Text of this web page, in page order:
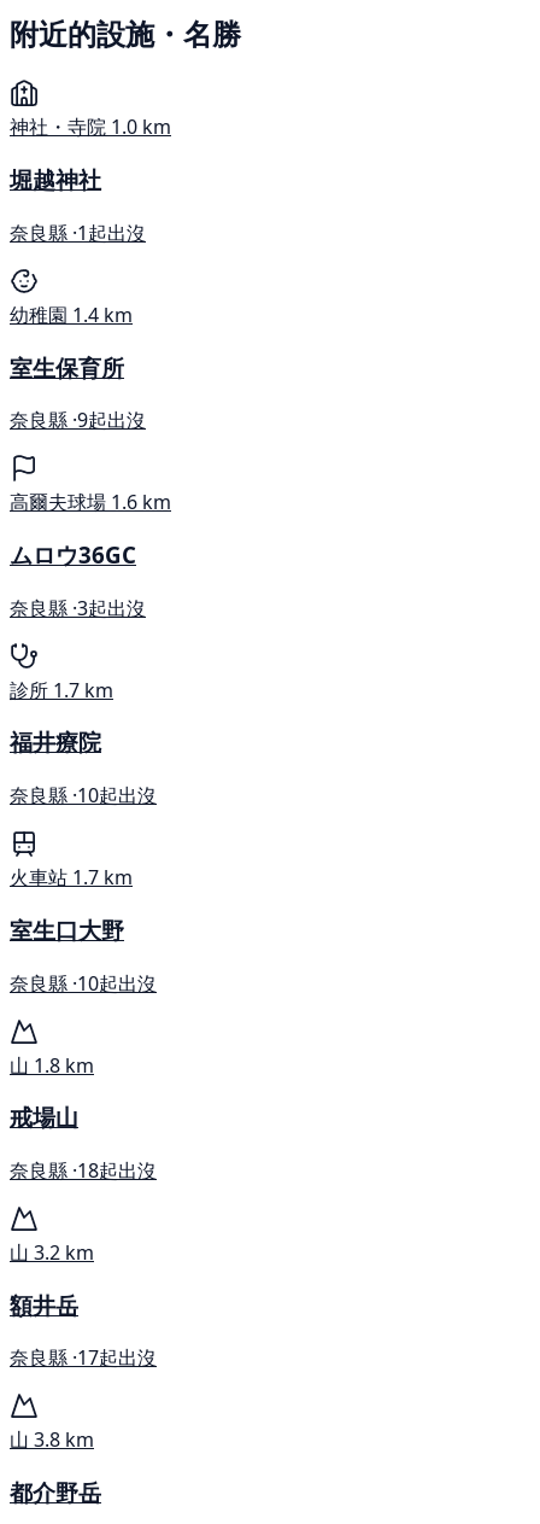
附近的設施・名勝
神社・寺院 1.0 km
堀越神社
奈良縣 ·1起出沒
幼稚園 1.4 km
室生保育所
奈良縣 ·9起出沒
高爾夫球場 1.6 km
ムロウ36GC
奈良縣 ·3起出沒
診所 1.7 km
福井療院
奈良縣 ·10起出沒
火車站 1.7 km
室生口大野
奈良縣 ·10起出沒
山 1.8 km
戒場山
奈良縣 ·18起出沒
山 3.2 km
額井岳
奈良縣 ·17起出沒
山 3.8 km
都介野岳